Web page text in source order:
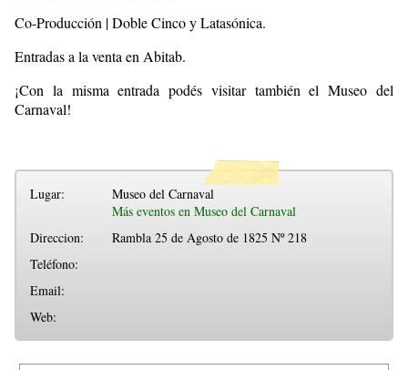
Co-Producción | Doble Cinco y Latasónica.
Entradas a la venta en Abitab.
¡Con la misma entrada podés visitar también el Museo del
Carnaval!
Lugar:
Museo del Carnaval
Más eventos en Museo del Carnaval
Direccion:
Rambla 25 de Agosto de 1825 Nº 218
Teléfono:
Email:
Web: